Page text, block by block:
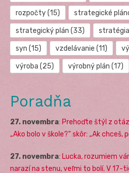
rozpočty(15) strategické
strategický plán (33) stratégia
syn (15) vzdelávanie (11)
výroba (25) výrobný plán (17)
Poradňa
27. novembra: Prehoďte štýl z
„Ako bolo v škole?“ skôr: „Ak chceš,
27. novembra: Lucka, rozumiem
narazí na stenu, veľmi to bolí. V 17-